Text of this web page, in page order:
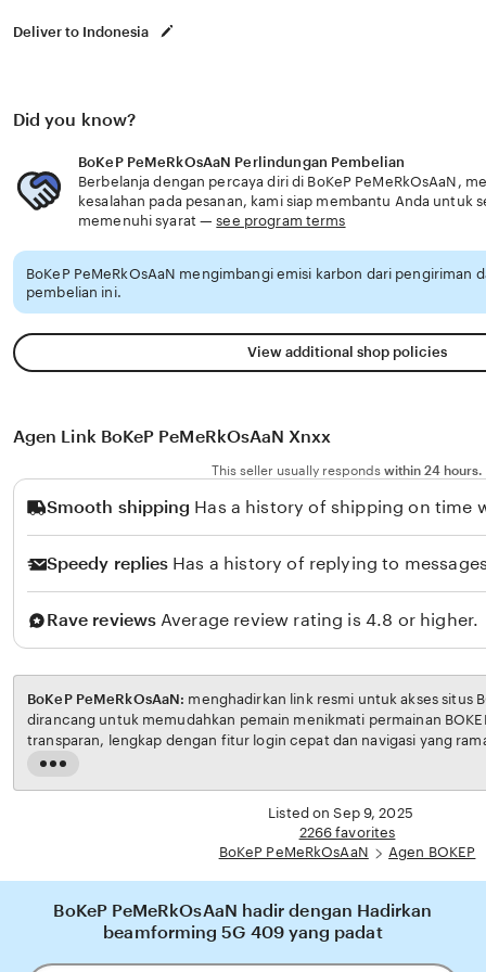
Deliver to Indonesia
Did you know?
BoKeP PeMeRkOsAaN Perlindungan Pembelian
Berbelanja dengan percaya diri di BoKeP PeMeRkOsAaN,
kesalahan pada pesanan, kami siap membantu Anda untuk
memenuhi syarat —see program terms
BoKeP PeMeRkOsAaN mengimbangi emisi karbon dari pengiriman
pembelian ini.
View additional shop policies
Agen Link BoKeP PeMeRkOsAaN Xnxx
This seller usually responds within 24 hours.
Smooth shipping Has a history of shipping on time
Speedy replies Has a history of replying to
Rave reviews Average review rating is 4.8 or higher.
Read
the
BoKeP PeMeRkOsAaN:
dirancang untuk memudahkan pemain menikmati permainan BOKEP dengan aman dan
transparan, lengkap dengan fitur login cepat dan navigasi yang ramah pengguna. Setiap
transaksi dijamin aman, sementara update hasil dan informasi permainan selalu tersedia
Listed on Sep 9, 2025
2266 favorites
BoKeP PeMeRkOsAaN
Agen BOKEP
BoKeP PeMeRkOsAaN hadir dengan Hadirkan
beamforming 5G 409 yang padat